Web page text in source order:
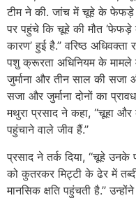
टीम ने की. जांच में चूहे के फेफड़े
पर पहुंचे कि चूहे की मौत
कारण’ हुई है.’’ वरिष्ठ
पशु क्रूरता अधिनियम के
जुर्माना और तीन साल की सजा
सजा और जुर्माना दोनों का
मथुरा प्रसाद ने कहा, ‘‘चूहा
पहुंचाने वाले जीव हैं.’’
प्रसाद ने तर्क दिया, ‘‘चूहे उनके
को कुतरकर मिट्टी के ढेर में
मानसिक क्षति पहुंचती है.’’